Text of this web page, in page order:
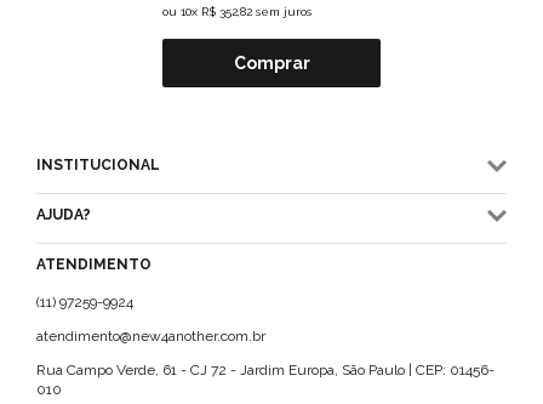
ou 10x R$ 352,82 sem juros
Comprar
INSTITUCIONAL
AJUDA?
ATENDIMENTO
(11) 97259-9924
atendimento@new4another.com.br
Rua Campo Verde, 61 - CJ 72 - Jardim Europa, São Paulo | CEP: 01456-
010